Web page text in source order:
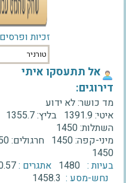
זכיות
טורניר
‫אל תתעסקו איתי‬
דירוגים:
מד כושר:לא ידוע
איטי:1391.9 בליץ:1355.7
השתלות:1450
מיני-קפה:1450 חרגולים:
1450
בעיות : 1480 אתגרים :
נחש-מסע : 1458.3